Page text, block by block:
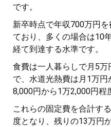
です。
新卒時点で年収700万円
ており、多くの場合は10
経て到達する水準です。
食費は一人暮らしで月5
で、水道光熱費は月1万円
8,000円から1万2,000円程
これらの固定費を合計す
度となり、残りの13万円